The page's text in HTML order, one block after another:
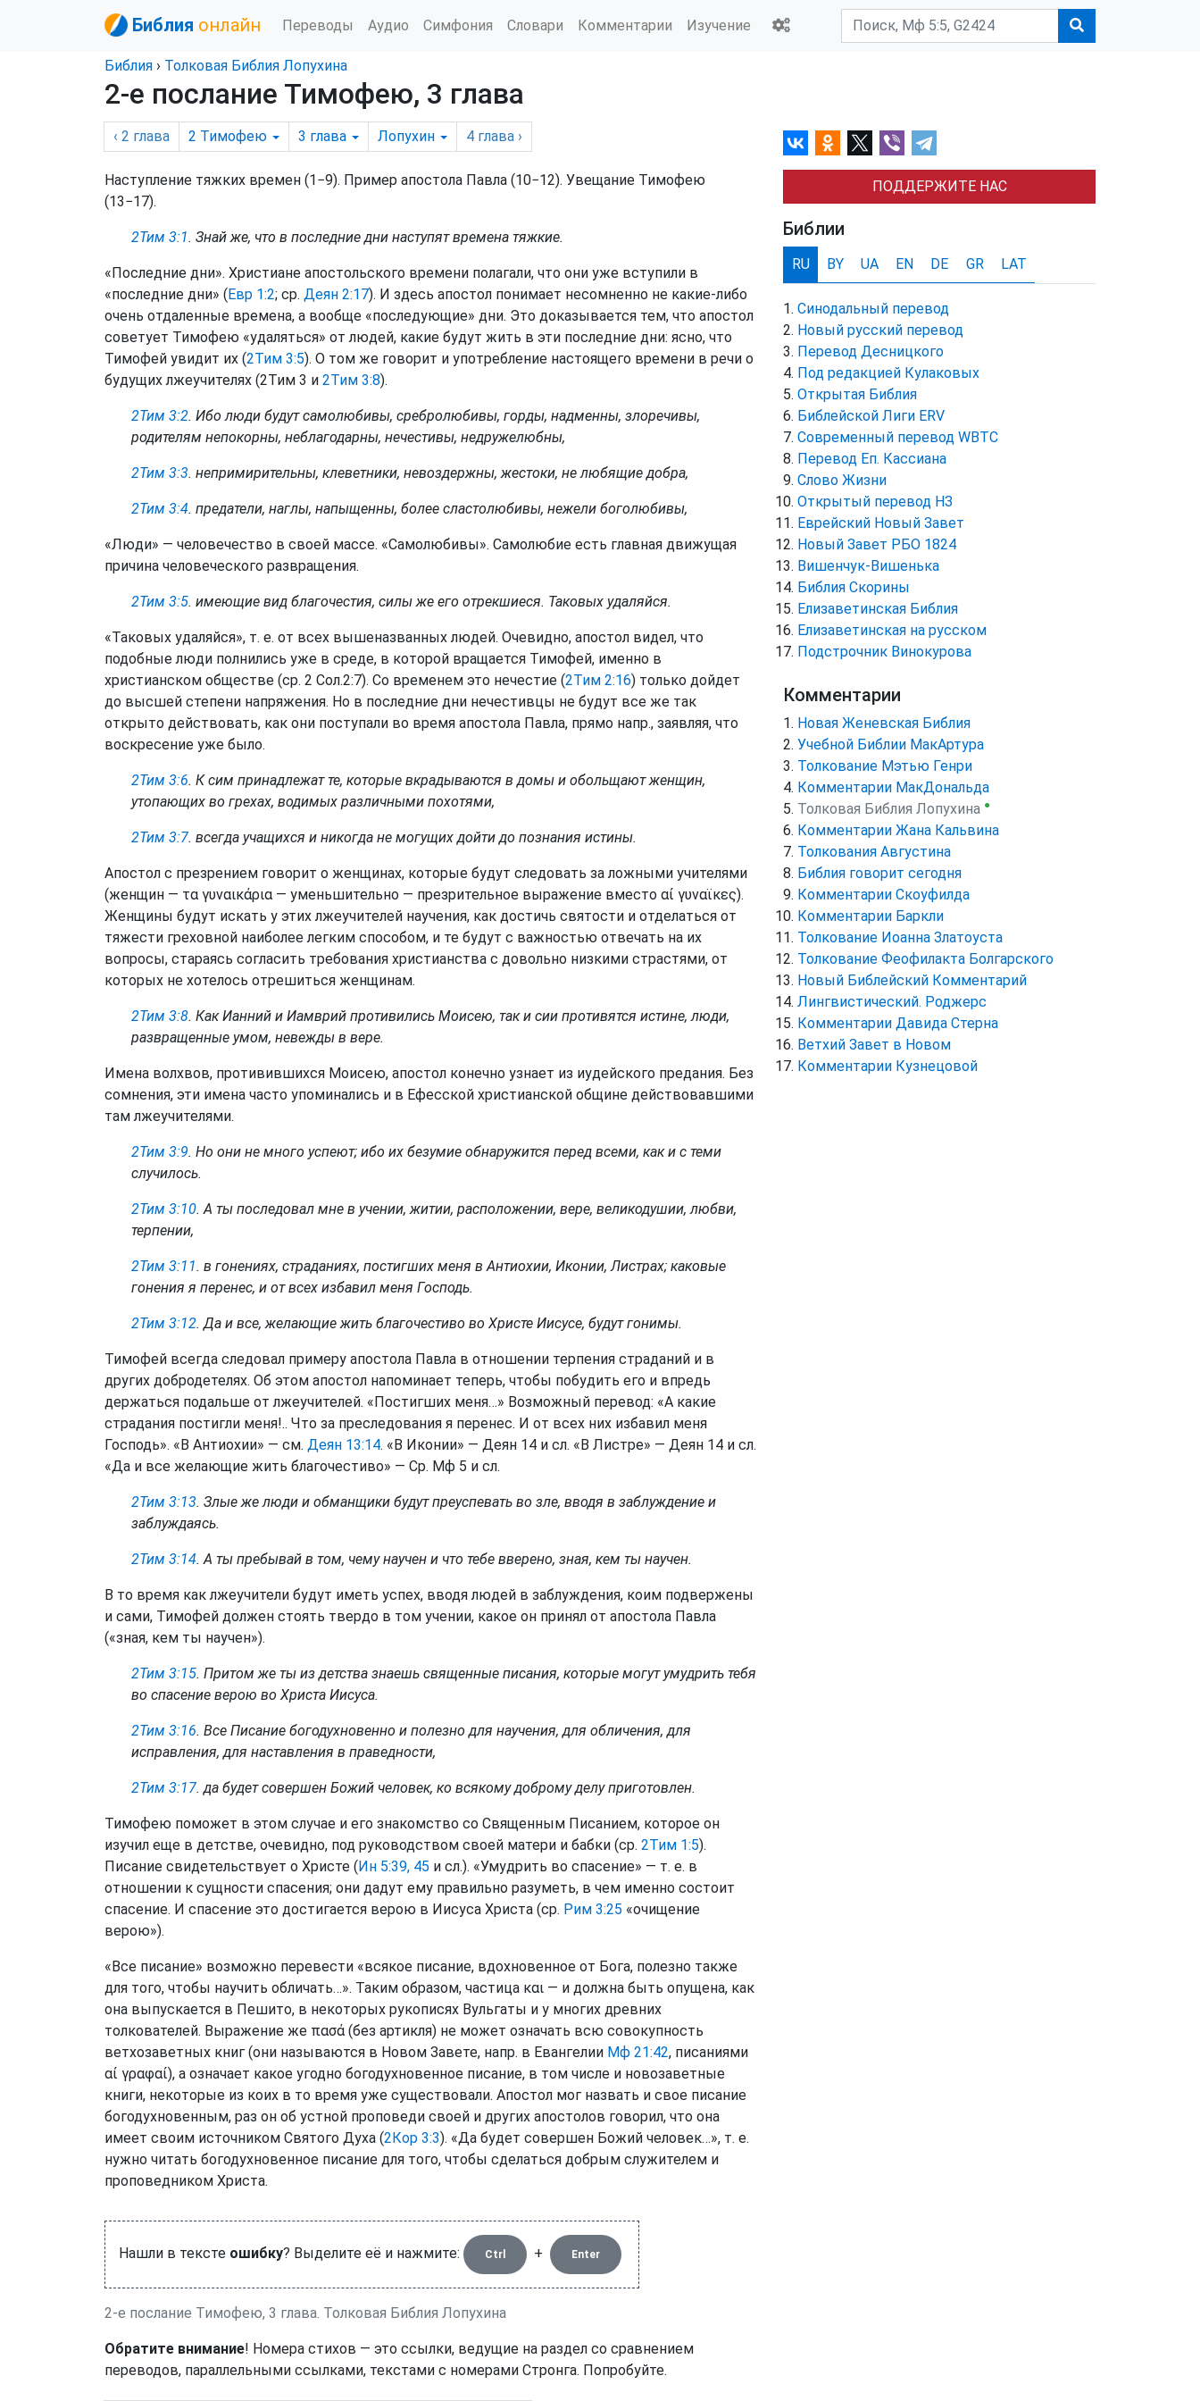
Библия онлайн Переводы Аудио Симфония Словари Комментарии Изучение
Библия › Толковая Библия Лопухина
2-е послание Тимофею, 3 глава
‹ 2 глава 2 Тимофею 3 глава Лопухин 4 глава ›
Наступление тяжких времен (1−9). Пример апостола Павла (10−12). Увещание Тимофею
(13−17).
2Тим 3:1. Знай же, что в последние дни наступят времена тяжкие.
«Последние дни». Христиане апостольского времени полагали, что они уже вступили в
«последние дни» (Евр 1:2; ср. Деян 2:17). И здесь апостол понимает несомненно не какие-либо
очень отдаленные времена, а вообще «последующие» дни. Это доказывается тем, что апостол
советует Тимофею «удаляться» от людей, какие будут жить в эти последние дни: ясно, что
Тимофей увидит их (2Тим 3:5). О том же говорит и употребление настоящего времени в речи о
будущих лжеучителях (2Тим 3 и 2Тим 3:8).
2Тим 3:2. Ибо люди будут самолюбивы, сребролюбивы, горды, надменны, злоречивы,
родителям непокорны, неблагодарны, нечестивы, недружелюбны,
2Тим 3:3. непримирительны, клеветники, невоздержны, жестоки, не любящие добра,
2Тим 3:4. предатели, наглы, напыщенны, более сластолюбивы, нежели боголюбивы,
«Люди» — человечество в своей массе. «Самолюбивы». Самолюбие есть главная движущая
причина человеческого развращения.
2Тим 3:5. имеющие вид благочестия, силы же его отрекшиеся. Таковых удаляйся.
«Таковых удаляйся», т. е. от всех вышеназванных людей. Очевидно, апостол видел, что
подобные люди полнились уже в среде, в которой вращается Тимофей, именно в
христианском обществе (ср. 2 Сол.2:7). Со временем это нечестие (2Тим 2:16) только дойдет
до высшей степени напряжения. Но в последние дни нечестивцы не будут все же так
открыто действовать, как они поступали во время апостола Павла, прямо напр., заявляя, что
воскресение уже было.
2Тим 3:6. К сим принадлежат те, которые вкрадываются в домы и обольщают женщин,
утопающих во грехах, водимых различными похотями,
2Тим 3:7. всегда учащихся и никогда не могущих дойти до познания истины.
Апостол с презрением говорит о женщинах, которые будут следовать за ложными учителями
(женщин — τα γυναικάρια — уменьшительно — презрительное выражение вместо αί γυναϊκες).
Женщины будут искать у этих лжеучителей научения, как достичь святости и отделаться от
тяжести греховной наиболее легким способом, и те будут с важностью отвечать на их
вопросы, стараясь согласить требования христианства с довольно низкими страстями, от
которых не хотелось отрешиться женщинам.
2Тим 3:8. Как Ианний и Иамврий противились Моисею, так и сии противятся истине, люди,
развращенные умом, невежды в вере.
Имена волхвов, противившихся Моисею, апостол конечно узнает из иудейского предания. Без
сомнения, эти имена часто упоминались и в Ефесской христианской общине действовавшими
там лжеучителями.
2Тим 3:9. Но они не много успеют; ибо их безумие обнаружится перед всеми, как и с теми
случилось.
2Тим 3:10. А ты последовал мне в учении, житии, расположении, вере, великодушии, любви,
терпении,
2Тим 3:11. в гонениях, страданиях, постигших меня в Антиохии, Иконии, Листрах; каковые
гонения я перенес, и от всех избавил меня Господь.
2Тим 3:12. Да и все, желающие жить благочестиво во Христе Иисусе, будут гонимы.
Тимофей всегда следовал примеру апостола Павла в отношении терпения страданий и в
других добродетелях. Об этом апостол напоминает теперь, чтобы побудить его и впредь
держаться подальше от лжеучителей. «Постигших меня…» Возможный перевод: «А какие
страдания постигли меня!.. Что за преследования я перенес. И от всех них избавил меня
Господь». «В Антиохии» — см. Деян 13:14. «В Иконии» — Деян 14 и cл. «В Листре» — Деян 14 и cл.
«Да и все желающие жить благочестиво» — Ср. Мф 5 и сл.
2Тим 3:13. Злые же люди и обманщики будут преуспевать во зле, вводя в заблуждение и
заблуждаясь.
2Тим 3:14. А ты пребывай в том, чему научен и что тебе вверено, зная, кем ты научен.
В то время как лжеучители будут иметь успех, вводя людей в заблуждения, коим подвержены
и сами, Тимофей должен стоять твердо в том учении, какое он принял от апостола Павла
(«зная, кем ты научен»).
2Тим 3:15. Притом же ты из детства знаешь священные писания, которые могут умудрить тебя
во спасение верою во Христа Иисуса.
2Тим 3:16. Все Писание богодухновенно и полезно для научения, для обличения, для
исправления, для наставления в праведности,
2Тим 3:17. да будет совершен Божий человек, ко всякому доброму делу приготовлен.
Тимофею поможет в этом случае и его знакомство со Священным Писанием, которое он
изучил еще в детстве, очевидно, под руководством своей матери и бабки (ср. 2Тим 1:5).
Писание свидетельствует о Христе (Ин 5:39, 45 и сл.). «Умудрить во спасение» — т. е. в
отношении к сущности спасения; они дадут ему правильно разуметь, в чем именно состоит
спасение. И спасение это достигается верою в Иисуса Христа (ср. Рим 3:25 «очищение
верою»).
«Все писание» возможно перевести «всякое писание, вдохновенное от Бога, полезно также
для того, чтобы научить обличать…». Таким образом, частица και — и должна быть опущена, как
она выпускается в Пешито, в некоторых рукописях Вульгаты и у многих древних
толкователей. Выражение же πασά (без артикля) не может означать всю совокупность
ветхозаветных книг (они называются в Новом Завете, напр. в Евангелии Мф 21:42, писаниями
αί γραφαί), а означает какое угодно богодухновенное писание, в том числе и новозаветные
книги, некоторые из коих в то время уже существовали. Апостол мог назвать и свое писание
богодухновенным, раз он об устной проповеди своей и других апостолов говорил, что она
имеет своим источником Святого Духа (2Кор 3:3). «Да будет совершен Божий человек…», т. е.
нужно читать богодухновенное писание для того, чтобы сделаться добрым служителем и
проповедником Христа.
Нашли в тексте ошибку? Выделите её и нажмите: Ctrl + Enter
2-е послание Тимофею, 3 глава. Толковая Библия Лопухина
Обратите внимание! Номера стихов — это ссылки, ведущие на раздел со сравнением
переводов, параллельными ссылками, текстами с номерами Стронга. Попробуйте.
ПОДДЕРЖИТЕ НАС
Библии
RU BY UA EN DE GR LAT
Синодальный перевод
Новый русский перевод
Перевод Десницкого
Под редакцией Кулаковых
Открытая Библия
Библейской Лиги ERV
Cовременный перевод WBTC
Перевод Еп. Кассиана
Слово Жизни
Открытый перевод НЗ
Еврейский Новый Завет
Новый Завет РБО 1824
Вишенчук-Вишенька
Библия Скорины
Елизаветинская Библия
Елизаветинская на русском
Подстрочник Винокурова
Комментарии
Новая Женевская Библия
Учебной Библии МакАртура
Толкование Мэтью Генри
Комментарии МакДональда
Толковая Библия Лопухина ●
Комментарии Жана Кальвина
Толкования Августина
Библия говорит сегодня
Комментарии Скоуфилда
Комментарии Баркли
Толкование Иоанна Златоуста
Толкование Феофилакта Болгарского
Новый Библейский Комментарий
Лингвистический. Роджерс
Комментарии Давида Стерна
Ветхий Завет в Новом
Комментарии Кузнецовой